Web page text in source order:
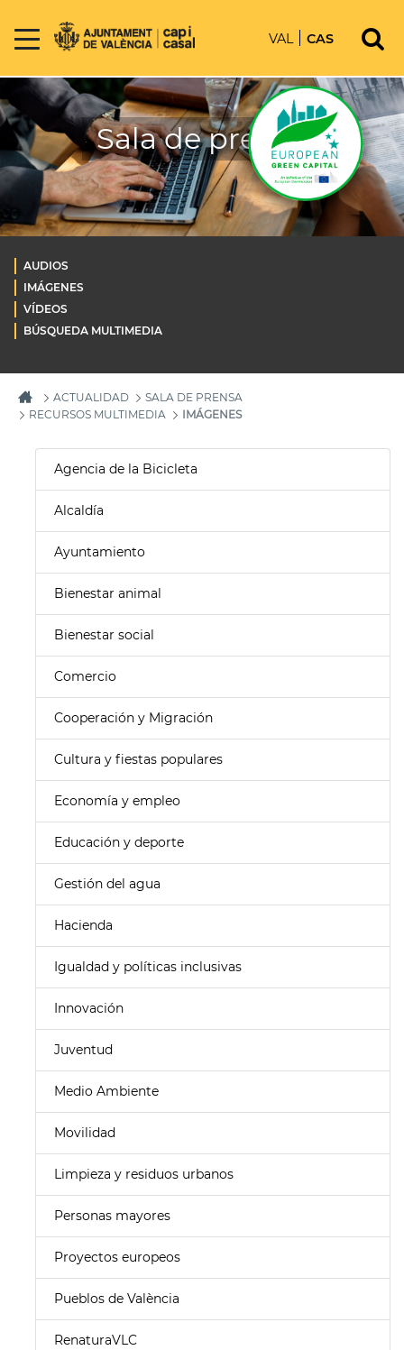
VAL CAS
Sala de prensa
AUDIOS
IMÁGENES
VÍDEOS
BÚSQUEDA MULTIMEDIA
ACTUALIDAD
SALA DE PRENSA
RECURSOS MULTIMEDIA
IMÁGENES
Agencia de la Bicicleta
Alcaldía
Ayuntamiento
Bienestar animal
Bienestar social
Comercio
Cooperación y Migración
Cultura y fiestas populares
Economía y empleo
Educación y deporte
Gestión del agua
Hacienda
Igualdad y políticas inclusivas
Innovación
Juventud
Medio Ambiente
Movilidad
Limpieza y residuos urbanos
Personas mayores
Proyectos europeos
Pueblos de València
RenaturaVLC